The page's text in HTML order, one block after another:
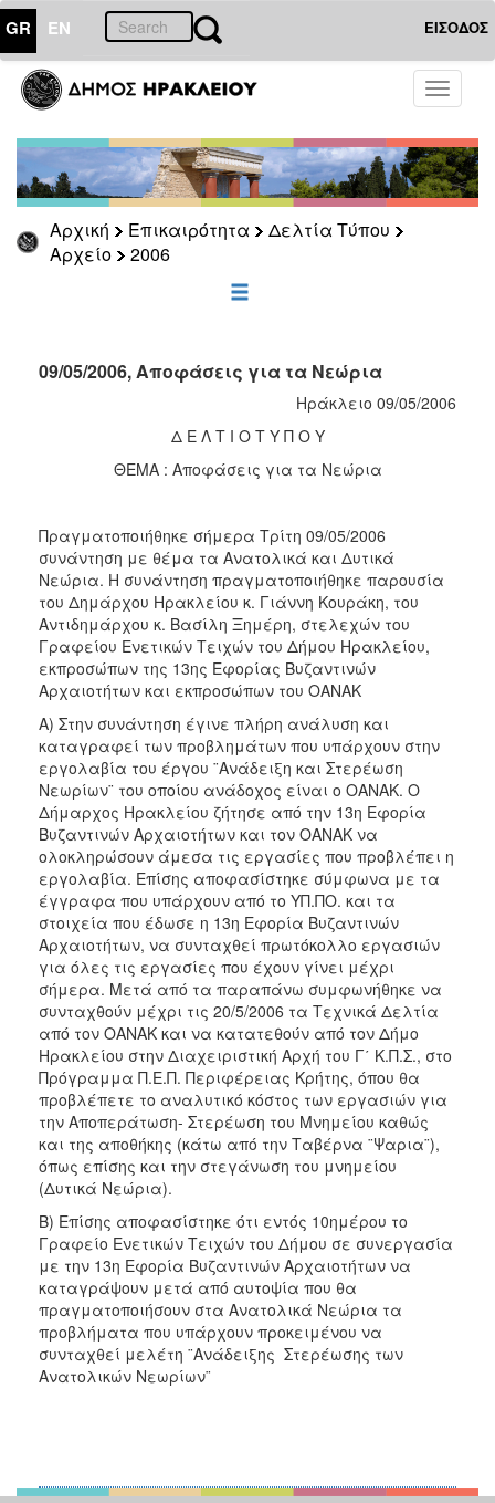
GR EN ΕΙΣΟΔΟΣ
Toggle
Αρχική Επικαιρότητα
Δελτία Τύπου
Αρχείο
2006
ΕΠΙΚΑΙΡΟΤΗΤΑ
Τύπου
Αρχείο
2026
2025
2021
2018
2016
2015
2013
2012
2011
2006
ΔΗΜΟΤΗΣ
ΕΠΙΣΚΕΠΤΗΣ
ΗΡΑΚΛΕΙΟ
09/05/2006, Αποφάσεις για τα Νεώρια
Ηράκλειο 09/05/2006
Δ Ε Λ Τ Ι Ο Τ Υ Π Ο Υ
ΘΕΜΑ : Αποφάσεις για τα Νεώρια
Πραγματοποιήθηκε σήμερα Τρίτη 09/05/2006
συνάντηση με θέμα τα Ανατολικά και Δυτικά
Νεώρια. Η συνάντηση πραγματοποιήθηκε παρουσία
του Δημάρχου Ηρακλείου κ. Γιάννη Κουράκη, του
Αντιδημάρχου κ. Βασίλη Ξημέρη, στελεχών του
Γραφείου Ενετικών Τειχών του Δήμου Ηρακλείου,
εκπροσώπων της 13ης Εφορίας Βυζαντινών
Αρχαιοτήτων και εκπροσώπων του ΟΑΝΑΚ
Α) Στην συνάντηση έγινε πλήρη ανάλυση και
καταγραφεί των προβλημάτων που υπάρχουν στην
εργολαβία του έργου ¨Ανάδειξη και Στερέωση
Νεωρίων¨ του οποίου ανάδοχος είναι ο ΟΑΝΑΚ. Ο
Δήμαρχος Ηρακλείου ζήτησε από την 13η Εφορία
Βυζαντινών Αρχαιοτήτων και τον ΟΑΝΑΚ να
ολοκληρώσουν άμεσα τις εργασίες που προβλέπει η
εργολαβία. Επίσης αποφασίστηκε σύμφωνα με τα
έγγραφα που υπάρχουν από το ΥΠ.ΠΟ. και τα
στοιχεία που έδωσε η 13η Εφορία Βυζαντινών
Αρχαιοτήτων, να συνταχθεί πρωτόκολλο εργασιών
για όλες τις εργασίες που έχουν γίνει μέχρι
σήμερα. Μετά από τα παραπάνω συμφωνήθηκε να
συνταχθούν μέχρι τις 20/5/2006 τα Τεχνικά Δελτία
από τον ΟΑΝΑΚ και να κατατεθούν από τον Δήμο
Ηρακλείου στην Διαχειριστική Αρχή του Γ΄ Κ.Π.Σ., στο
Πρόγραμμα Π.Ε.Π. Περιφέρειας Κρήτης, όπου θα
προβλέπετε το αναλυτικό κόστος των εργασιών για
την Αποπεράτωση- Στερέωση του Μνημείου καθώς
και της αποθήκης (κάτω από την Ταβέρνα ¨Ψαρια¨),
όπως επίσης και την στεγάνωση του μνημείου
(Δυτικά Νεώρια).
Β) Επίσης αποφασίστηκε ότι εντός 10ημέρου το
Γραφείο Ενετικών Τειχών του Δήμου σε συνεργασία
με την 13η Εφορία Βυζαντινών Αρχαιοτήτων να
καταγράψουν μετά από αυτοψία που θα
πραγματοποιήσουν στα Ανατολικά Νεώρια τα
προβλήματα που υπάρχουν προκειμένου να
συνταχθεί μελέτη ¨Ανάδειξης  Στερέωσης των
Ανατολικών Νεωρίων¨